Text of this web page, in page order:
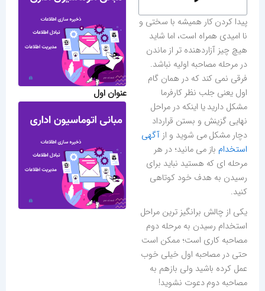
پیدا کردن کار همیشه با سختی و
نا امیدی همراه است، اما شاید
هیچ چیز آزاردهنده تر از ماندن
در مرحله مصاحبه اولیه نباشد.
فرقی نمی کند که در همان گام
اول یعنی جلب نظر کارفرما
مشکل دارید یا اینکه در مراحل
نهایی گزینش و بستن قرارداد
دچار مشکل می شوید و از آگهی
استخدام باز می مانید؛ در هر
مرحله ای که هستید نباید برای
رسیدن به هدف خود کوتاهی
کنید.
یکی از چالش برانگیز ترین مراحل
استخدام رسیدن به مرحله دوم
مصاحبه کاری است؛ ممکن است
حتی در مصاحبه اول خیلی خوب
عمل کرده باشید ولی بازهم به
مصاحبه دوم دعوت نشوید!
عنوان اول